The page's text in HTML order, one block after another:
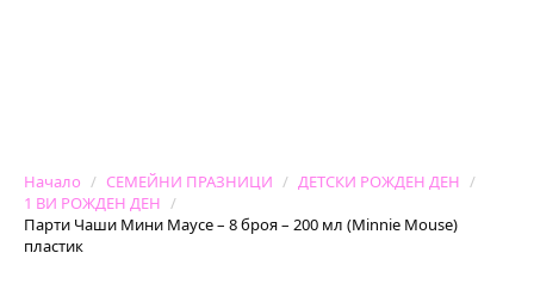
Начало СЕМЕЙНИ ПРАЗНИЦИ
ДЕТСКИ РОЖДЕН ДЕН
1 ВИ РОЖДЕН ДЕН
Парти Чаши Мини Маусе – 8 броя – 200 мл (Minnie Mouse)
пластик